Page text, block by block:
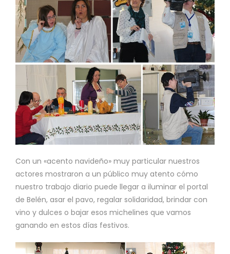
Con un «acento navideño» muy particular nuestros
actores mostraron a un público muy atento cómo
nuestro trabajo diario puede llegar a iluminar el portal
de Belén, asar el pavo, regalar solidaridad, brindar con
vino y dulces o bajar esos michelines que vamos
ganando en estos días festivos.